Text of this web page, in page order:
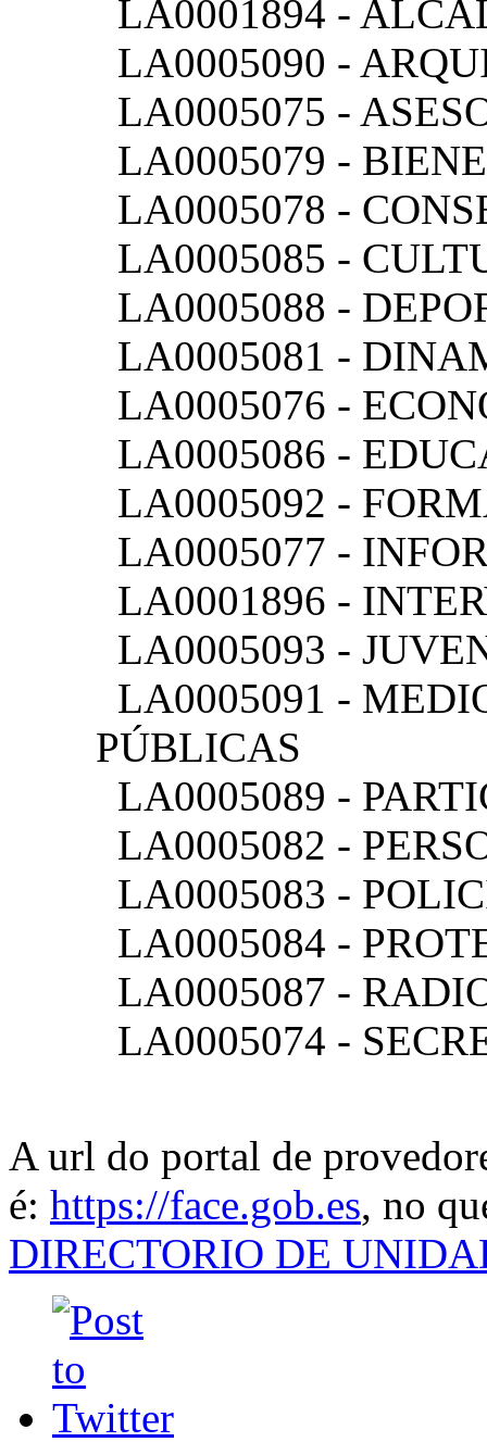
LA0001894 -
LA0005090 -
LA0005075 -
LA0005079 -
LA0005078 -
LA0005085 -
LA0005088 -
LA0005081 -
LA0005076 -
LA0005086 -
LA0005092 -
LA0005077 -
LA0001896 -
LA0005093 -
LA0005091 -
PÚBLICAS
LA0005089 -
LA0005082 -
LA0005083 -
LA0005084 -
LA0005087 -
LA0005074 -
A url do portal de
é: https://face.gob.es, no
DIRECTORIO DE